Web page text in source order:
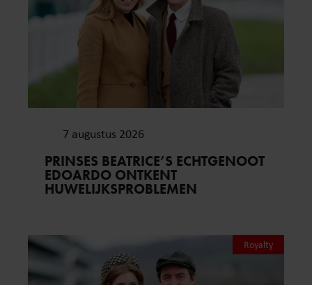
7 augustus 2026
PRINSES BEATRICE’S ECHTGENOOT
EDOARDO ONTKENT
HUWELIJKSPROBLEMEN
Royalty